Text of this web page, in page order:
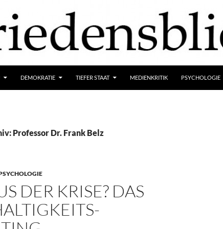
DEMOKRATIE TIEFER STAAT MEDIENKRITIK PSYCHOLOGIE
Professor Dr. Frank Belz
DER KRISE? DAS